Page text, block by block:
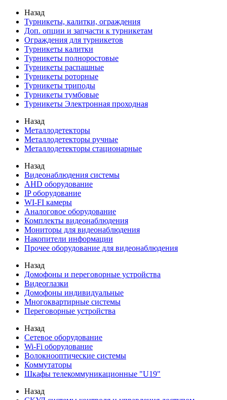
Назад
Турникеты, калитки, ограждения
Доп. опции и запчасти к турникетам
Ограждения для турникетов
Турникеты калитки
Турникеты полноростовые
Турникеты распашные
Турникеты роторные
Турникеты триподы
Турникеты тумбовые
Турникеты Электронная проходная
Назад
Металлодетекторы
Металлодетекторы ручные
Металлодетекторы стационарные
Назад
Видеонаблюдения cистемы
AHD оборудование
IP оборудование
WI-FI камеры
Аналоговое оборудование
Комплекты видеонаблюдения
Мониторы для видеонаблюдения
Накопители информации
Прочее оборудование для видеонаблюдения
Назад
Домофоны и переговорные устройства
Видеоглазки
Домофоны индивидуальные
Многоквартирные системы
Переговорные устройства
Назад
Сетевое оборудование
Wi-Fi оборудование
Волокнооптические системы
Коммутаторы
Шкафы телекоммуникационные "U19"
Назад